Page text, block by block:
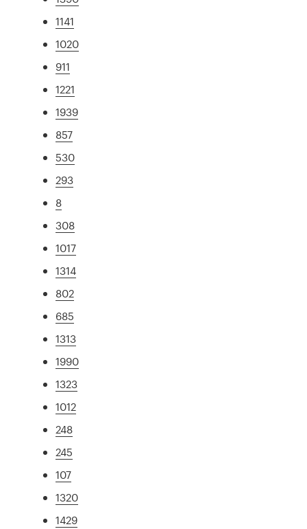
1141
1020
911
1221
1939
857
530
293
8
308
1017
1314
802
685
1313
1990
1323
1012
248
245
107
1320
1429